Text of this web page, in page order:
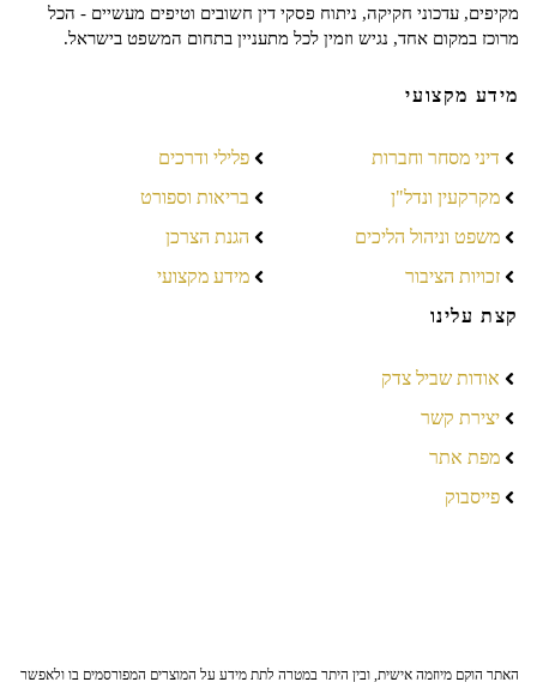
מקיפים, עדכוני חקיקה, ניתוח פסקי דין חשובים וטיפים מעשיים - הכל
מרוכז במקום אחד, נגיש וזמין לכל מתעניין בתחום המשפט בישראל.
מידע מקצועי
דיני מסחר וחברות
מקרקעין ונדל"ן
משפט וניהול הליכים
זכויות הציבור
פלילי ודרכים
בריאות וספורט
הגנת הצרכן
מידע מקצועי
קצת עלינו
אודות שביל צדק
יצירת קשר
מפת אתר
פייסבוק
האתר הוקם מיוזמה אישית, ובין היתר במטרה לתת מידע על המוצרים המפורסמים בו ולאפשר